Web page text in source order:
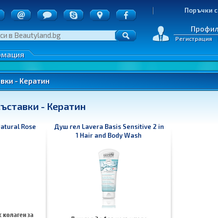
Поръчки с
Регистрация
на стоки
- Кератин
- Кератин
Rose
за
Душ гел Lavera Basis Sensitive 2 in
1 Hair and Body Wash
най-нови
най-